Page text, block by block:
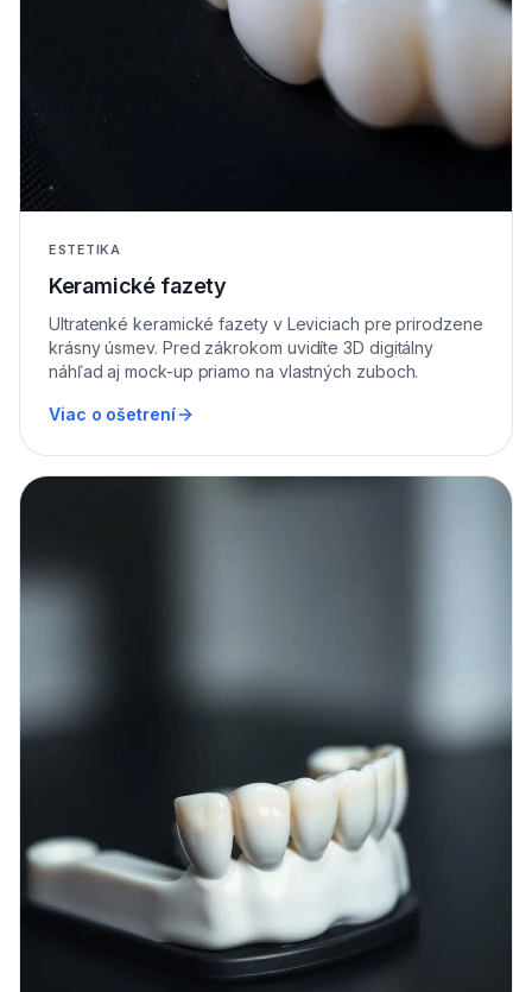
ESTETIKA
Keramické fazety
Ultratenké keramické fazety v Leviciach pre prirodzene
krásny úsmev. Pred zákrokom uvidíte 3D digitálny
náhľad aj mock-up priamo na vlastných zuboch.
Viac o ošetrení